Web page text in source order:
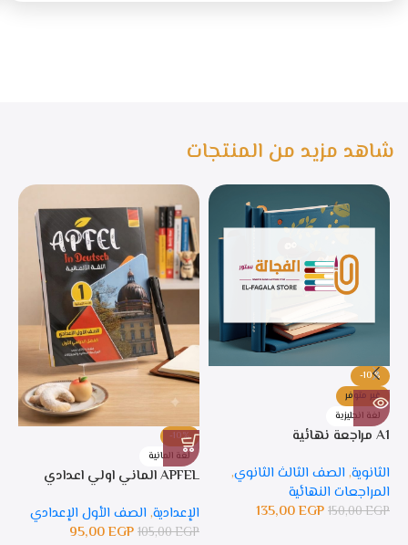
شاهد مزيد من المنتجات
-10%
غير متوفر
لغة انجليزية
A1 مراجعة نهائية
الثانوية, الصف الثالث الثانوي,
المراجعات النهائية
150,00EGP
135,00EGP
-10%
لغة المانية
APFEL الماني اولي اعدادي
الإعدادية, الصف الأول الإعدادي
105,00EGP
95,00EGP